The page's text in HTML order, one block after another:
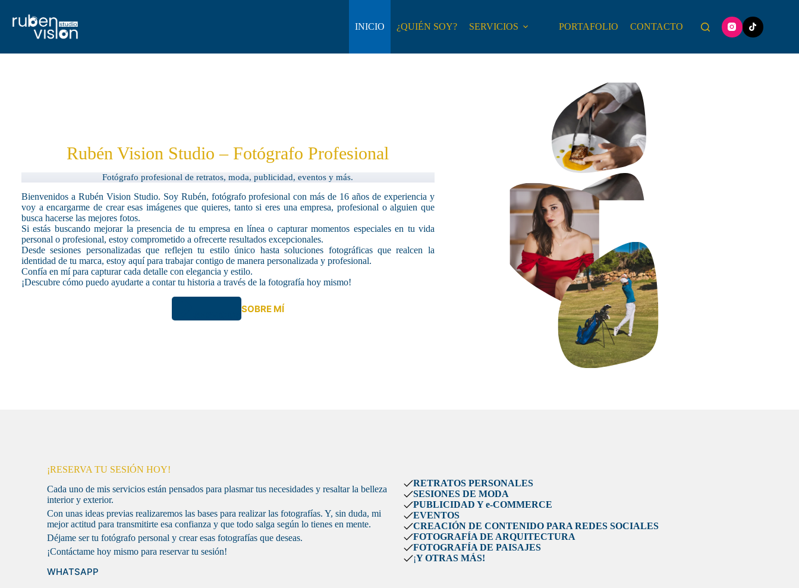
contenido
INICIO ¿QUIÉN SOY? SERVICIOS PORTAFOLIO CONTACTO
Rubén Vision Studio – Fotógrafo Profesional
Fotógrafo profesional de retratos, moda, publicidad, eventos y más.
Bienvenidos a Rubén Vision Studio. Soy Rubén, fotógrafo profesional con más de 16 años de experiencia y
voy a encargarme de crear esas imágenes que quieres, tanto si eres una empresa, profesional o alguien que
busca hacerse las mejores fotos.
Si estás buscando mejorar la presencia de tu empresa en línea o capturar momentos especiales en tu vida
personal o profesional, estoy comprometido a ofrecerte resultados excepcionales.
Desde sesiones personalizadas que reflejen tu estilo único hasta soluciones fotográficas que realcen la
identidad de tu marca, estoy aquí para trabajar contigo de manera personalizada y profesional.
Confía en mí para capturar cada detalle con elegancia y estilo.
¡Descubre cómo puedo ayudarte a contar tu historia a través de la fotografía hoy mismo!
SOBRE MÍ
¡RESERVA TU SESIÓN HOY!
Cada uno de mis servicios están pensados para plasmar tus necesidades y resaltar la belleza
interior y exterior.
Con unas ideas previas realizaremos las bases para realizar las fotografías. Y, sin duda, mi
mejor actitud para transmitirte esa confianza y que todo salga según lo tienes en mente.
Déjame ser tu fotógrafo personal y crear esas fotografías que deseas.
¡Contáctame hoy mismo para reservar tu sesión!
WHATSAPP
RETRATOS PERSONALES
SESIONES DE MODA
PUBLICIDAD Y e-COMMERCE
EVENTOS
CREACIÓN DE CONTENIDO PARA REDES SOCIALES
FOTOGRAFÍA DE ARQUITECTURA
FOTOGRAFÍA DE PAISAJES
¡Y OTRAS MÁS!